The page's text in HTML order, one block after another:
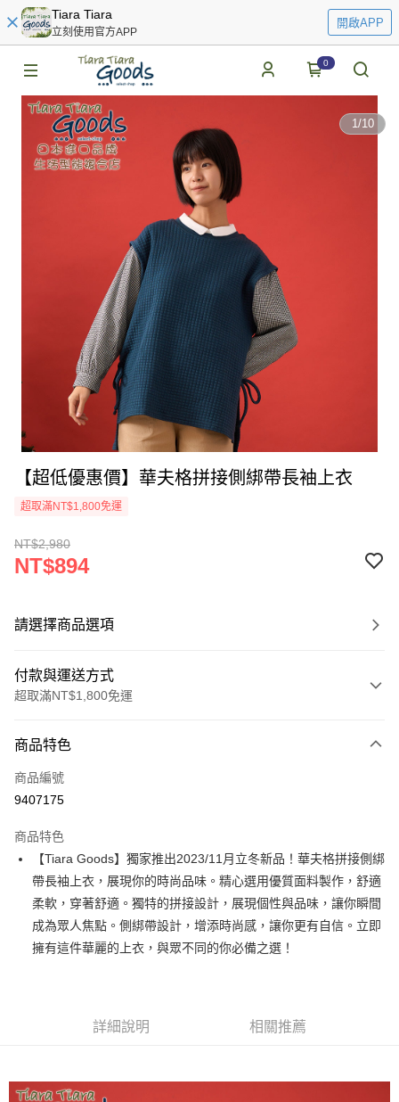
Tiara Tiara
立刻使用官方APP
開啟APP
0
1/10
【超低優惠價】華夫格拼接側綁帶長袖上衣
超取滿NT$1,800免運
NT$2,980
NT$894
請選擇商品選項
付款與運送方式
超取滿NT$1,800免運
信用卡一次付款
超商取貨付款
Apple Pay
街口支付
悠遊付
Google Pay
AFTEE先享後付
便利好安心！
商品特色
商品編號
9407175
商品特色
【Tiara Goods】獨家推出2023/11月立冬新品！華夫格拼接側綁
帶長袖上衣，展現你的時尚品味。精心選用優質面料製作，舒適
柔軟，穿著舒適。獨特的拼接設計，展現個性與品味，讓你瞬間
成為眾人焦點。側綁帶設計，增添時尚感，讓你更有自信。立即
擁有這件華麗的上衣，與眾不同的你必備之選！
詳細說明 相關推薦